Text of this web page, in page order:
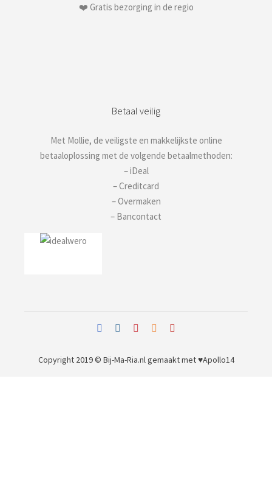
❤️ Gratis bezorging in de regio
Betaal veilig
Met Mollie, de veiligste en makkelijkste online
betaaloplossing met de volgende betaalmethoden:
– iDeal
– Creditcard
– Overmaken
– Bancontact
Copyright 2019 © Bij-Ma-Ria.nlgemaakt met ♥Apollo14